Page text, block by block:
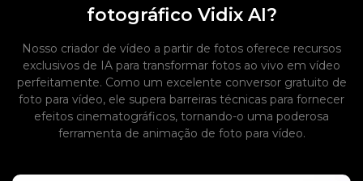
fotográfico Vidix AI?
Nosso criador de vídeo a partir de fotos oferece recursos
exclusivos de IA para transformar fotos ao vivo em vídeo
perfeitamente. Como um excelente conversor gratuito de
foto para vídeo, ele supera barreiras técnicas para fornecer
efeitos cinematográficos, tornando-o uma poderosa
ferramenta de animação de foto para vídeo.